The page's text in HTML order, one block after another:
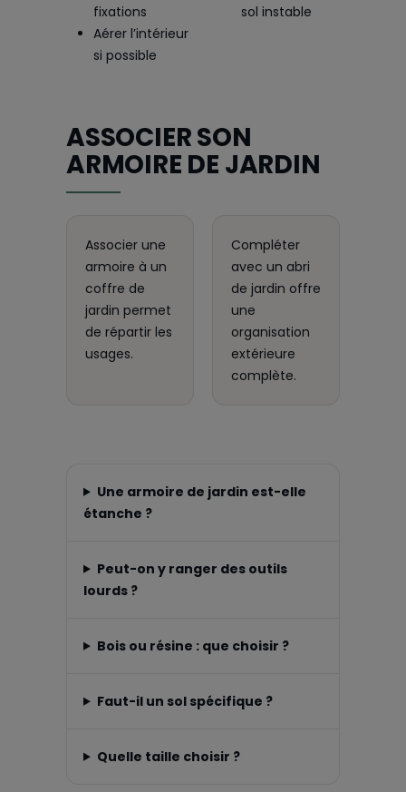
fixations
Aérer l’intérieur
si possible
sol instable
ASSOCIER SON
ARMOIRE DE JARDIN
Associer une
armoire à un
coffre de
jardin permet
de répartir les
usages.
Compléter
avec un abri
de jardin offre
une
organisation
extérieure
complète.
Une armoire de jardin est-elle
étanche ?
Peut-on y ranger des outils
lourds ?
Bois ou résine : que choisir ?
Faut-il un sol spécifique ?
Quelle taille choisir ?